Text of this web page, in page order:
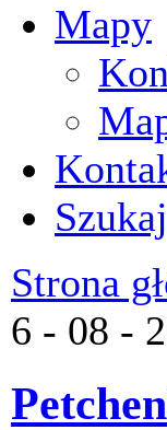
Mapy
Szukaj
Strona
6 - 08 -